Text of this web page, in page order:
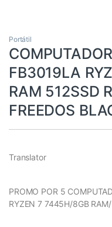
Portátil
FB3019LA
RAM 512SSD
FREEDOS
Translator
PROMO POR 5
RYZEN 7 7445H/8GB